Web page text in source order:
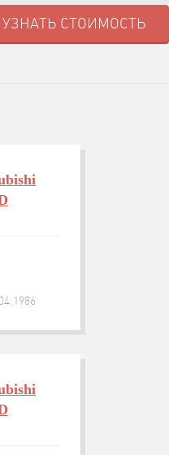
УЗНАТЬ СТОИМОСТЬ